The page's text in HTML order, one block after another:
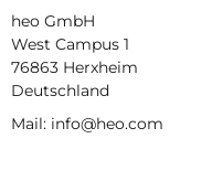
heo GmbH
West Campus 1
76863 Herxheim
Deutschland
Mail: info@heo.com